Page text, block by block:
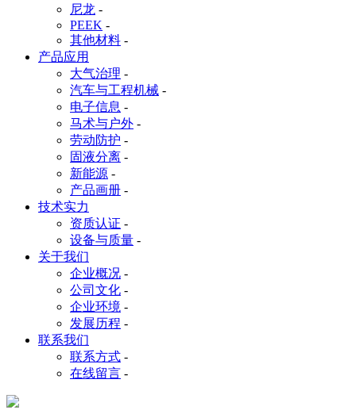
尼龙 -
PEEK -
其他材料 -
产品应用
大气治理 -
汽车与工程机械 -
电子信息 -
马术与户外 -
劳动防护 -
固液分离 -
新能源 -
产品画册 -
技术实力
资质认证 -
设备与质量 -
关于我们
企业概况 -
公司文化 -
企业环境 -
发展历程 -
联系我们
联系方式 -
在线留言 -